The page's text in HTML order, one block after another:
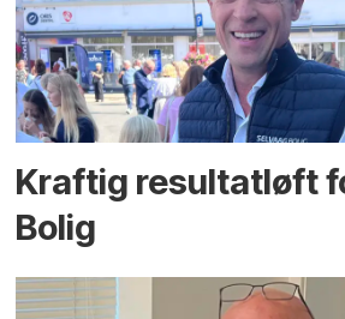
Kraftig resultatløft
Bolig